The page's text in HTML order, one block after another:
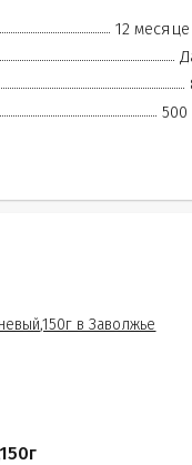
12
500